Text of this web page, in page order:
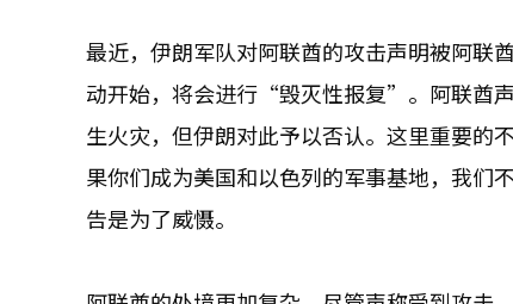
最近，伊朗军队对阿联酋的攻击声明被阿联
动开始，将会进行“毁灭性报复”。阿联酋
生火灾，但伊朗对此予以否认。这里重要
果你们成为美国和以色列的军事基地，我
告是为了威慑。